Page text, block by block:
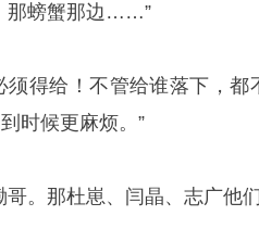
那螃蟹那边……”
须得给！不管给谁落下，
时候更麻烦。”
哥。那杜崽、闫晶、志广他